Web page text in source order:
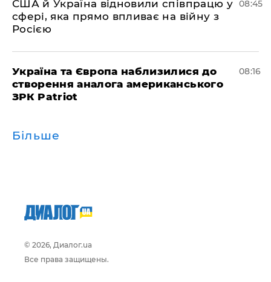
США й Україна відновили співпрацю у
сфері, яка прямо впливає на війну з
Росією
08:45
Україна та Європа наблизилися до
створення аналога американського
ЗРК Patriot
08:16
Більше
© 2026, Диалог.ua
Все права защищены.